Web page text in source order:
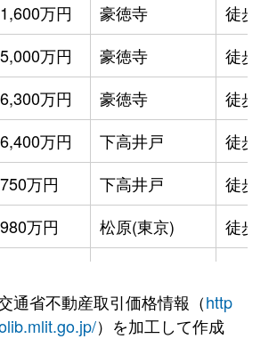
1,600万円 豪徳寺
徒歩6
5,000万円 豪徳寺
徒歩4
6,300万円 豪徳寺
徒歩7
6,400万円 下高井戸
徒歩5
750万円 下高井戸
徒歩5
980万円 松原(東京)
徒歩5
2,300万円 松原(東京)
徒歩2
通省不動産取引価格情報（http
）を加工して作成